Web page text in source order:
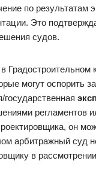
по результатам
Это
судов.
Градостроительном
могут оспорить
государственная
регламентов
он
арбитражный суд
в